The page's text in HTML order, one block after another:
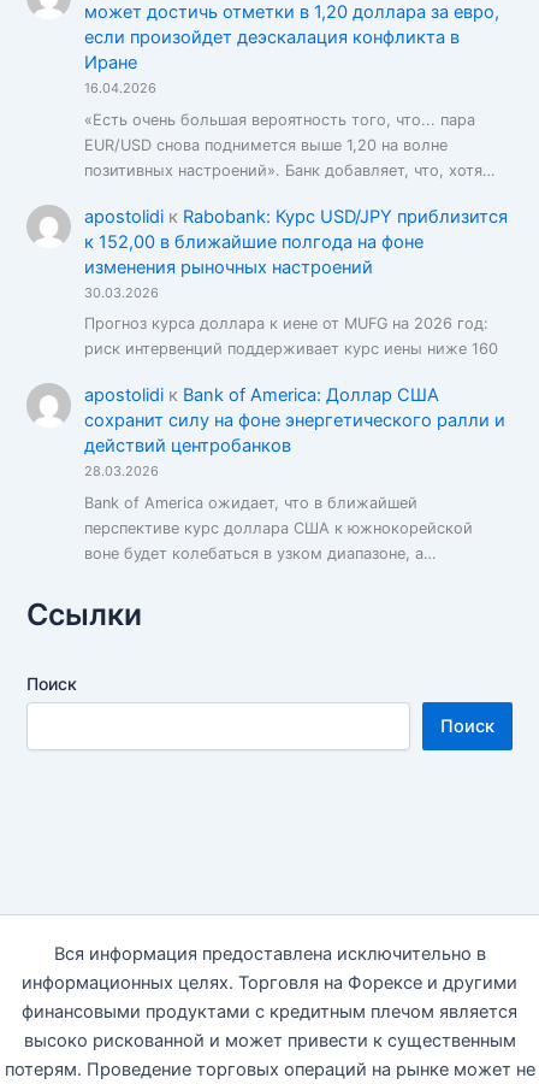
может достичь отметки в 1,20 доллара за евро,
если произойдет деэскалация конфликта в
Иране
16.04.2026
«Есть очень большая вероятность того, что... пара
EUR/USD снова поднимется выше 1,20 на волне
позитивных настроений». Банк добавляет, что, хотя…
apostolidiк Rabobank: Курс USD/JPY приблизится
к 152,00 в ближайшие полгода на фоне
изменения рыночных настроений
30.03.2026
Прогноз курса доллара к иене от MUFG на 2026 год:
риск интервенций поддерживает курс иены ниже 160
apostolidiк Bank of America: Доллар США
сохранит силу на фоне энергетического ралли и
действий центробанков
28.03.2026
Bank of America ожидает, что в ближайшей
перспективе курс доллара США к южнокорейской
воне будет колебаться в узком диапазоне, а…
Ссылки
Поиск
Поиск
Вся информация предоставлена исключительно в
информационных целях. Торговля на Форексе и другими
финансовыми продуктами с кредитным плечом является
высоко рискованной и может привести к существенным
потерям. Проведение торговых операций на рынке может не